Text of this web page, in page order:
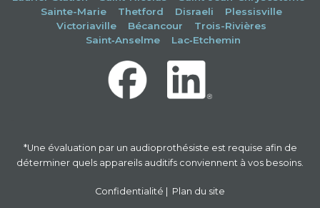
Sainte-Marie
Thetford Disraeli
Plessisville
Victoriaville
Bécancour
Trois-Rivières
Saint‑Anselme
Lac‑Etchemin
*Une évaluation par un audioprothésiste est requise afin de
déterminer quels appareils auditifs conviennent à vos besoins.
Confidentialité Plan du site